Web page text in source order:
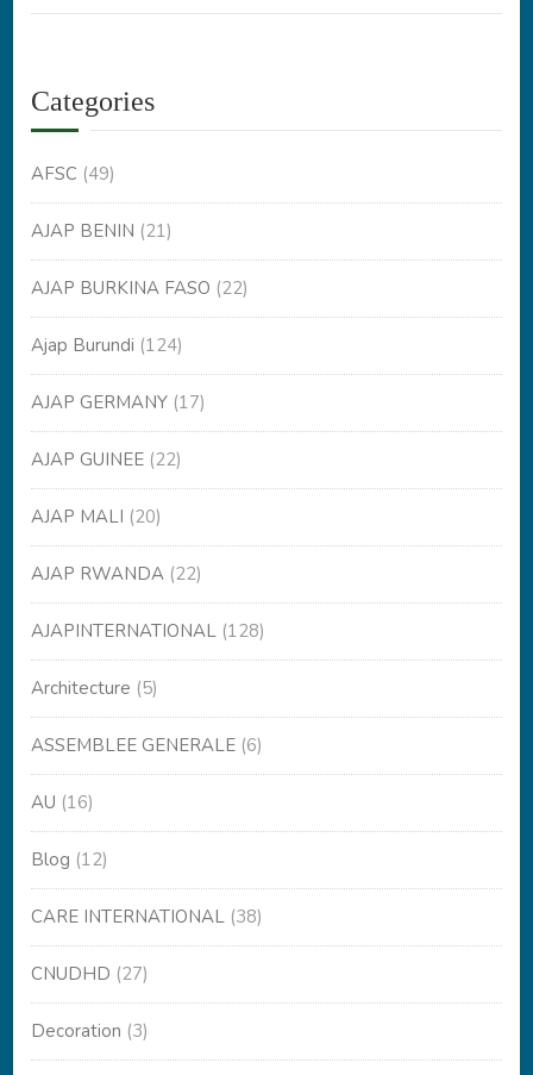
Categories
AFSC (49)
AJAP BENIN (21)
AJAP BURKINA FASO (22)
Ajap Burundi (124)
AJAP GERMANY (17)
AJAP GUINEE (22)
AJAP MALI (20)
AJAP RWANDA (22)
AJAPINTERNATIONAL (128)
Architecture (5)
ASSEMBLEE GENERALE (6)
AU (16)
Blog (12)
CARE INTERNATIONAL (38)
CNUDHD (27)
Decoration (3)